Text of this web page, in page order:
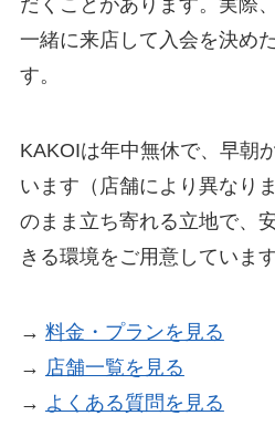
だくことがあります。実際
一緒に来店して入会を決め
す。
KAKOIは年中無休で、早朝
います（店舗により異なり
のまま立ち寄れる立地で、
きる環境をご用意しています
→ 料金・プランを見る
→ 店舗一覧を見る
→ よくある質問を見る